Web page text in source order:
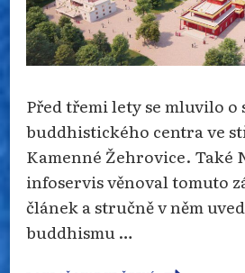
Před třemi lety se mluvilo o
buddhistického centra ve
Kamenné Žehrovice. Také
infoservis věnoval tomuto
článek a stručně v něm
buddhismu …